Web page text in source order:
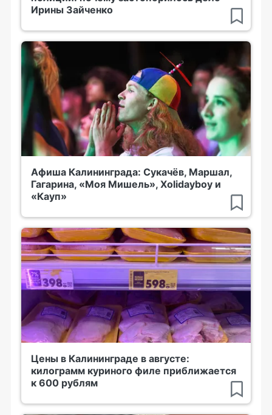
Ирины Зайченко
Афиша Калининграда: Сукачёв, Маршал,
Гагарина, «Моя Мишель», Xolidayboy и
«Кауп»
Цены в Калининграде в августе:
килограмм куриного филе приближается
к 600 рублям